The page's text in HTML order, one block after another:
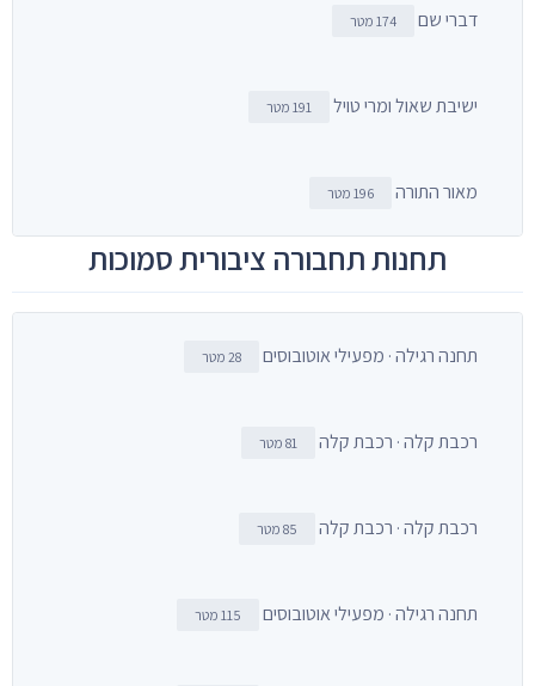
דברי שם 174 מטר
ישיבת שאול ומרי טויל 191 מטר
מאור התורה 196 מטר
תחנות תחבורה ציבורית סמוכות
תחנה רגילה · מפעילי אוטובוסים 28 מטר
רכבת קלה · רכבת קלה 81 מטר
רכבת קלה · רכבת קלה 85 מטר
תחנה רגילה · מפעילי אוטובוסים 115 מטר